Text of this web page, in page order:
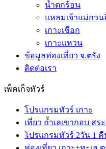
น้ำตกร้อน
แหลมเจ้าแม่กวน
เกาะเชือก
เกาะแหวน
ข้อมูลท่องเที่ยว จ.ตรัง
ติดต่อเรา
เพ็คเก็จทัวร์
โปรแกรมทัวร์ เกาะ
เที่ยว ถ้ำเลเขากอบ สร
โปรแกรมทัวร์ 2วัน 1